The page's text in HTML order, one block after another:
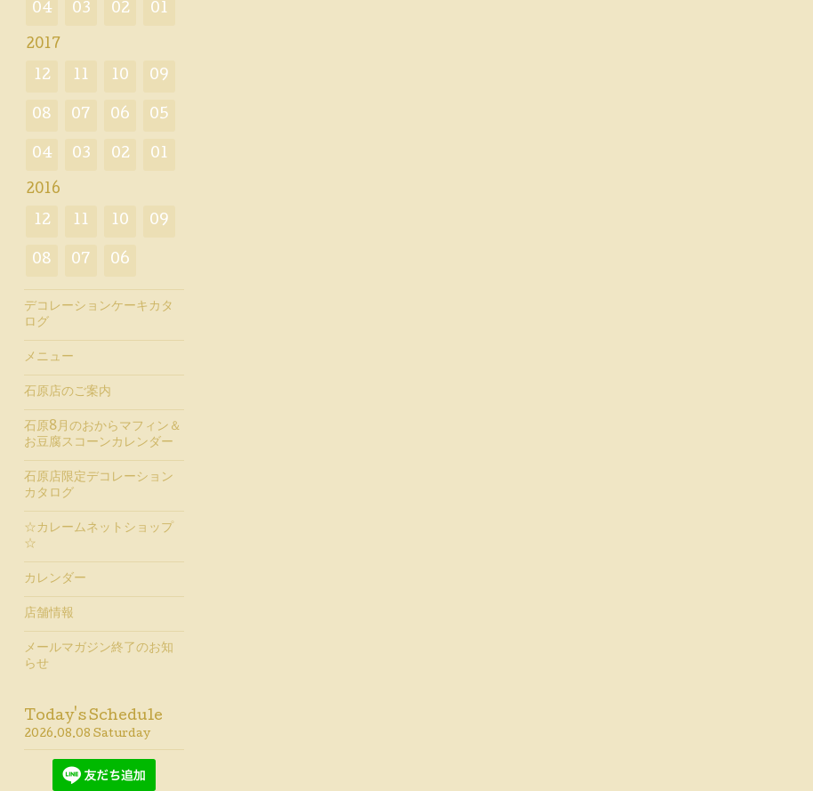
04 03 02 01
2017
12 11 10 09
08 07 06 05
04 03 02 01
2016
12 11 10 09
08 07 06
デコレーションケーキカタ
ログ
メニュー
石原店のご案内
石原8月のおからマフィン＆
お豆腐スコーンカレンダー
石原店限定デコレーション
カタログ
☆カレームネットショップ
☆
カレンダー
店舗情報
メールマガジン終了のお知
らせ
Today's Schedule
2026.08.08 Saturday